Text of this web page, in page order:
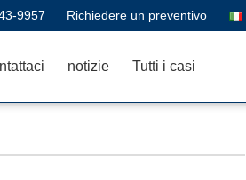
9957 Richiedere un preventivo
notizie Tutti i casi